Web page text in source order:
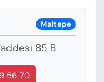
Maltepe
85 B
56 70